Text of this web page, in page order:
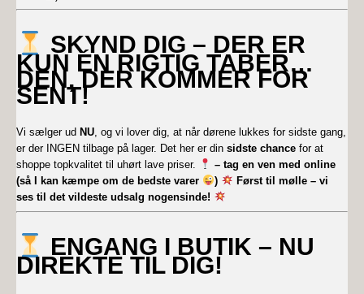
SKYND DIG – DER ER
KUN ÉN RIGTIG TABER…
DEN, DER KOMMER FOR
SENT!
Vi sælger ud NU, og vi lover dig, at når dørene lukkes for sidste gang,
er der INGEN tilbage på lager. Det her er din sidste chance for at
shoppe topkvalitet til uhørt lave priser.
– tag en ven med online
(så I kan kæmpe om de bedste varer
)
Først til mølle – vi
ses til det vildeste udsalg nogensinde!
ENGANG I BUTIK – NU
DIREKTE TIL DIG!